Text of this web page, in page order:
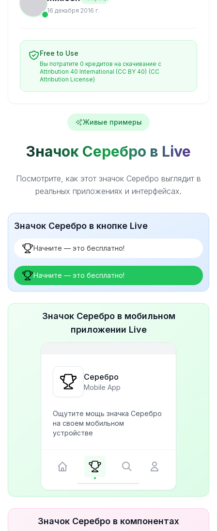
16 декабря 2016 г.
Free to Use
Вы потратите 0 кредитов на скачивание с
Attribution 40 International (CC BY 40) (CC
Attribution License)
Живые примеры
Значок Серебро в Live
Посмотрите, как этот значок Серебро выглядит в
реальных приложениях и интерфейсах.
Значок Серебро в кнопке Live
Начните — это бесплатно!
Начните — это бесплатно!
Значок Серебро в мобильном
приложении Live
Серебро
Mobile App
Ощутите мощь значка Серебро
на своем мобильном
устройстве
Значок Серебро в компонентах